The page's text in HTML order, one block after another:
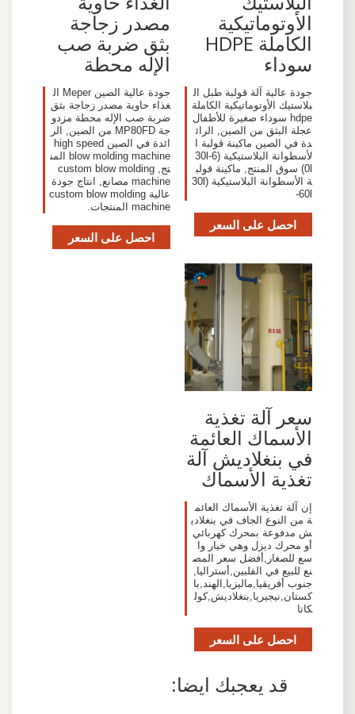
الأوتوماتيكية
الكاملة HDPE
سوداء
جودة عالية آلة قولبة طبل ال
بلاستيك الأوتوماتيكية الكاملة
hdpe سوداء صغيرة للأطفال
عجلة البثق من الصين, الرائ
دة في الصين ماكينة قولبة ا
لأسطوانة البلاستيكية (30l-6
0l) سوق المنتج, ماكينة قولب
ة الأسطوانة البلاستيكية (30l
-60l
احصل على السعر
مصدر زجاجة
بثق ضربة صب
الإله محطة
جودة عالية الصين Meper ال
غذاء حاوية مصدر زجاجة بثق
ضربة صب الإله محطة مزدو
جة MP80FD من الصين, الر
ائدة في الصين high speed
blow molding machine المن
تج, custom blow molding
machine مصانع, انتاج جودة
عالية custom blow molding
machine المنتجات.
احصل على السعر
سعر آلة تغذية
الأسماك العائمة
في بنغلاديش آلة
تغذية الأسماك
إن آلة تغذية الأسماك العائم
ة من النوع الجاف في بنغلادي
ش مدفوعة بمحرك كهربائي
أو محرك ديزل وهي خيار وا
سع للصغار,أفضل سعر المص
نع للبيع في الفلبين,أستراليا,
جنوب أفريقيا,ماليزيا,الهند,با
كستان,نيجيريا,بنغلاديش,كول
كاتا
احصل على السعر
قد يعجبك ايضا: